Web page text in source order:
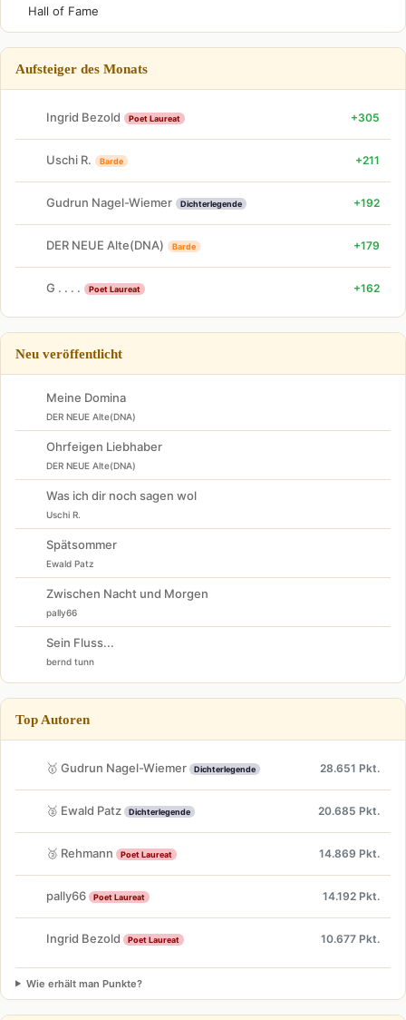
Hall of Fame
Aufsteiger des Monats
Ingrid Bezold Poet Laureat +305
Uschi R. Barde +211
Gudrun Nagel-Wiemer Dichterlegende +192
DER NEUE Alte(DNA) Barde +179
G . . . . Poet Laureat +162
Neu veröffentlicht
Meine Domina
DER NEUE Alte(DNA)
Ohrfeigen Liebhaber
DER NEUE Alte(DNA)
Was ich dir noch sagen wol
Uschi R.
Spätsommer
Ewald Patz
Zwischen Nacht und Morgen
pally66
Sein Fluss...
bernd tunn
Top Autoren
🥇 Gudrun Nagel-Wiemer Dichterlegende 28.651 Pkt.
🥈 Ewald Patz Dichterlegende 20.685 Pkt.
🥉 Rehmann Poet Laureat 14.869 Pkt.
pally66 Poet Laureat 14.192 Pkt.
Ingrid Bezold Poet Laureat 10.677 Pkt.
Wie erhält man Punkte?